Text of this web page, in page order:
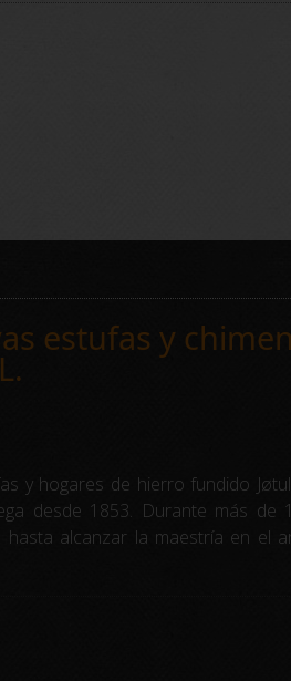
estufas y
y hogares de hierro fundido
desde 1853. Durante más de
hasta alcanzar la maestría en el
historia y nuestra presencia a
en la elección favorita de los